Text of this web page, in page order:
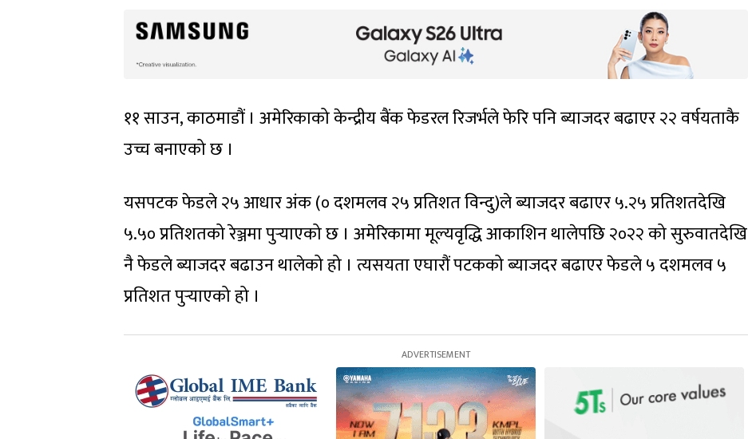
११ साउन, काठमाडौं । अमेरिकाको केन्द्रीय बैंक फेडरल रिजर्भले फेरि पनि ब्याजदर बढाएर २२ वर्षयताकै
उच्च बनाएको छ ।
यसपटक फेडले २५ आधार अंक (० दशमलव २५ प्रतिशत विन्दु)ले ब्याजदर बढाएर ५.२५ प्रतिशतदेखि
५.५० प्रतिशतको रेञ्जमा पुर्‍याएको छ । अमेरिकामा मूल्यवृद्धि आकाशिन थालेपछि २०२२ को सुरुवातदेखि
नै फेडले ब्याजदर बढाउन थालेको हो । त्यसयता एघारौं पटकको ब्याजदर बढाएर फेडले ५ दशमलव ५
प्रतिशत पुर्‍याएको हो ।